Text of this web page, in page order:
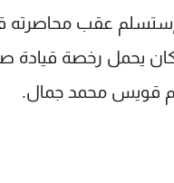
إستسلم عقب محاصرته
يحمل رخصة قيادة
قويس محمد جمال.